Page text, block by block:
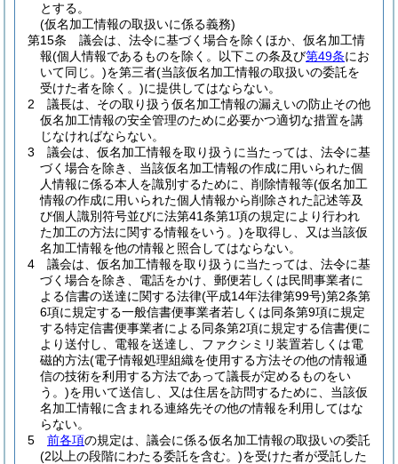
とする。
(仮名加工情報の取扱いに係る義務)
第15条
議会は、法令に基づく場合を除くほか、仮名加工情
報(個人情報であるものを除く。以下この条及び第49条にお
いて同じ。)を第三者(当該仮名加工情報の取扱いの委託を
受けた者を除く。)に提供してはならない。
2
議長は、その取り扱う仮名加工情報の漏えいの防止その他
仮名加工情報の安全管理のために必要かつ適切な措置を講
じなければならない。
3
議会は、仮名加工情報を取り扱うに当たっては、法令に基
づく場合を除き、当該仮名加工情報の作成に用いられた個
人情報に係る本人を識別するために、削除情報等(仮名加工
情報の作成に用いられた個人情報から削除された記述等及
び個人識別符号並びに法第41条第1項の規定により行われ
た加工の方法に関する情報をいう。)を取得し、又は当該仮
名加工情報を他の情報と照合してはならない。
4
議会は、仮名加工情報を取り扱うに当たっては、法令に基
づく場合を除き、電話をかけ、郵便若しくは民間事業者に
よる信書の送達に関する法律(平成14年法律第99号)第2条第
6項に規定する一般信書便事業者若しくは同条第9項に規定
する特定信書便事業者による同条第2項に規定する信書便に
より送付し、電報を送達し、ファクシミリ装置若しくは電
磁的方法(電子情報処理組織を使用する方法その他の情報通
信の技術を利用する方法であって議長が定めるものをい
う。)を用いて送信し、又は住居を訪問するために、当該仮
名加工情報に含まれる連絡先その他の情報を利用してはな
らない。
5
前各項の規定は、議会に係る仮名加工情報の取扱いの委託
(2以上の段階にわたる委託を含む。)を受けた者が受託した